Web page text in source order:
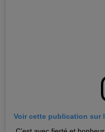
Voir cette publication sur